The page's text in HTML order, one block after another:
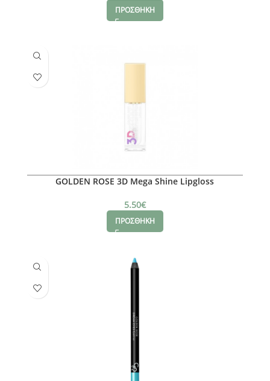
ΠΡΟΣΘΗΚΗ
GOLDEN ROSE 3D Mega Shine Lipgloss
5.50€
ΠΡΟΣΘΗΚΗ